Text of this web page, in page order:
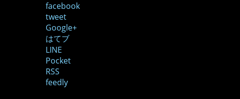
facebook
tweet
Google+
はてブ
LINE
Pocket
RSS
feedly